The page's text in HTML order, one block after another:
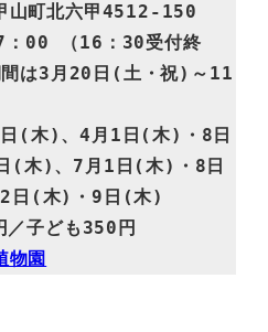
山町北六甲4512-150
：00 （16：30受付終
は3月20日(土・祝)～11
(木)、4月1日(木)・8日
(木)、7月1日(木)・8日
日(木)・9日(木)
／子ども350円
物園